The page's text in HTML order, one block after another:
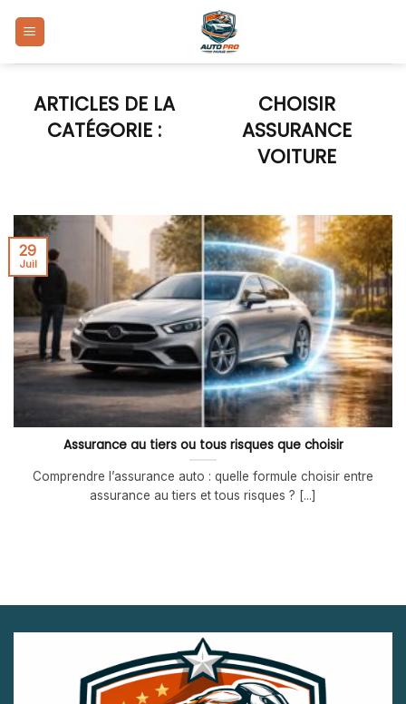
CHOISIR
ASSURANCE
VOITURE
Assurance au tiers ou tous risques que choisir
Comprendre l’assurance auto : quelle formule choisir entre
assurance au tiers et tous risques ? [...]
29
Juil